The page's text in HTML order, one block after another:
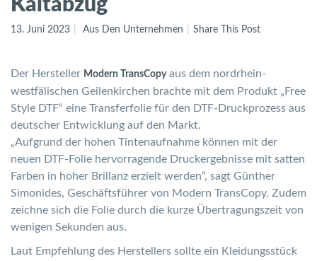
13. Juni 2023 Aus Den Unternehmen Share This Post
Der Hersteller Modern TransCopyaus dem nordrhein-
westfälischen Geilenkirchen brachte mit dem Produkt „Free
Style DTF“ eine Transferfolie für den DTF-Druckprozess aus
deutscher Entwicklung auf den Markt.
„Aufgrund der hohen Tintenaufnahme können mit der
neuen DTF-Folie hervorragende Druckergebnisse mit satten
Farben in hoher Brillanz erzielt werden“, sagt Günther
Simonides, Geschäftsführer von Modern TransCopy. Zudem
zeichne sich die Folie durch die kurze Übertragungszeit von
wenigen Sekunden aus.
Laut Empfehlung des Herstellers sollte ein Kleidungsstück